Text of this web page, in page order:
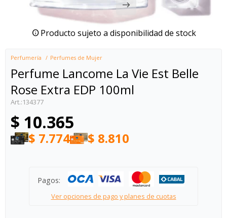
Producto sujeto a disponibilidad de stock
Perfumería Perfumes de Mujer
Perfume Lancome La Vie Est Belle
Rose Extra EDP 100ml
134377
$ 10.365
$ 7.774 $ 8.810
Pagos:
Ver opciones de pago y planes de cuotas